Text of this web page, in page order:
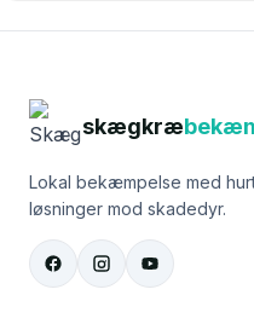
skægkræ
Lokal bekæmpelse med
løsninger mod skadedyr.